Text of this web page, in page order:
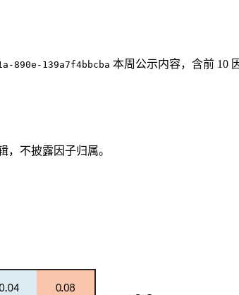
890e-139a7f4bbcba 本周公示内容，含前 10
，不披露因子归属。